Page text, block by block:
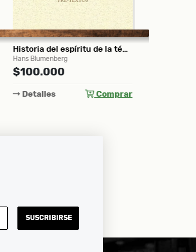
Transformers
Peter Garcia
$125.000
Detalles Comprar
SUSCRIBIRSE